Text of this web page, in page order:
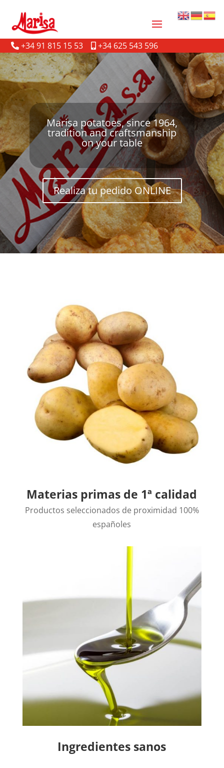
+34 91 815 15 53 +34 625 543 596
Marisa potatoes, since 1964,
tradition and craftsmanship
on your table
Realiza tu pedido ONLINE
Materias primas de 1ª calidad
Productos seleccionados de proximidad 100%
españoles
Ingredientes sanos